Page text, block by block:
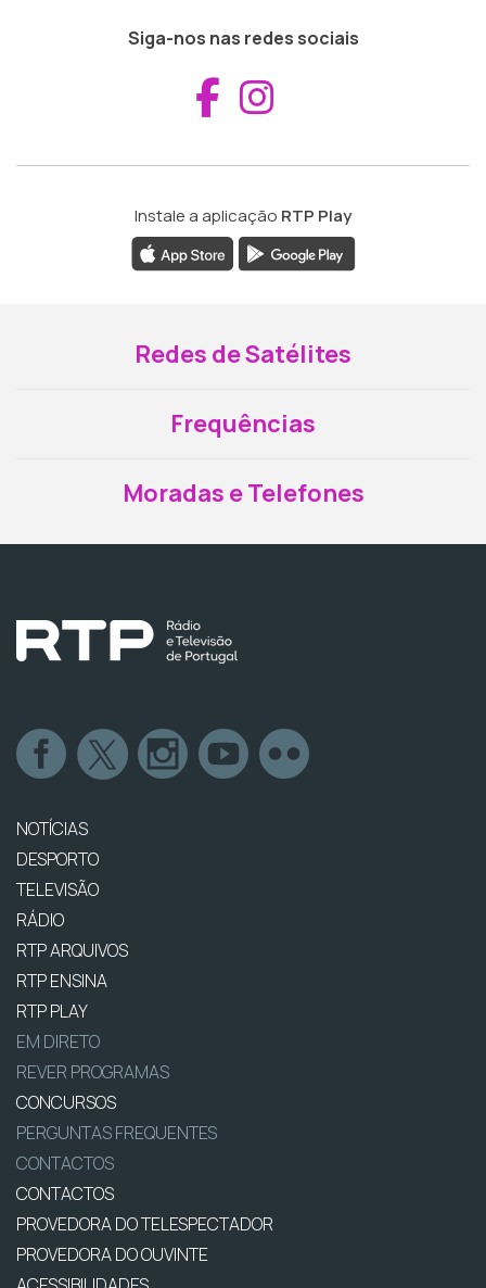
Siga-nos nas redes sociais
Aceder ao
Instale a aplicação RTP Play
Redes de Satélites
Frequências
Moradas e Telefones
NOTÍCIAS
DESPORTO
TELEVISÃO
RÁDIO
RTP ARQUIVOS
RTP ENSINA
RTP PLAY
EM DIRETO
REVER PROGRAMAS
CONCURSOS
PERGUNTAS FREQUENTES
CONTACTOS
CONTACTOS
PROVEDORA DO TELESPECTADOR
PROVEDORA DO OUVINTE